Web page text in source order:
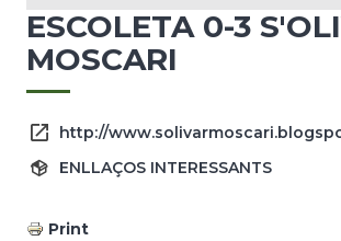
ESCOLETA 0-3
MOSCARI
http://
ENLLAÇOS INTERESSANTS
Print